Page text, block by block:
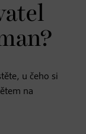
u čeho si
na